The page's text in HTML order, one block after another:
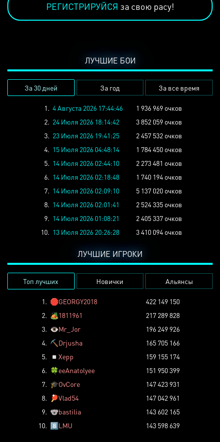
РЕГИСТРИРУЙСЯ за свою расу!
ЛУЧШИЕ БОИ
За 30 дней За год За все время
1. 4 Августа 2026 17:44:46
1 936 969 очков
2. 24 Июля 2026 18:14:42
3 852 059 очков
3. 23 Июля 2026 19:41:25
2 457 532 очков
4. 15 Июля 2026 04:48:14
1 784 450 очков
5. 14 Июля 2026 02:44:10
2 273 481 очков
6. 14 Июля 2026 02:18:48
1 740 194 очков
7. 14 Июля 2026 02:09:10
5 137 020 очков
8. 14 Июля 2026 02:01:41
2 524 335 очков
9. 14 Июля 2026 01:08:21
2 405 337 очков
10. 13 Июля 2026 20:26:28 3 410 094 очков
ЛУЧШИЕ ИГРОКИ
Топ лучших Новички Альянсы
1. 🛑GEORGY2018
422 149 150
2. 🏕️1811961
217 289 828
3. 👁️Mr_Jor
196 249 926
4. ⛏️ Drjusha
165 705 166
5.
◽ Xepp
159 155 174
6. 🍀eeAnatolyee
151 950 399
7. 🎓OvCore
147 423 931
8.
🏓Vlad54
147 042 961
9. 🐨bastilia
143 602 165
10. 8️⃣LMU 143 598 639